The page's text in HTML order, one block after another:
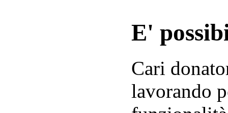
E'
Cari
lavorando